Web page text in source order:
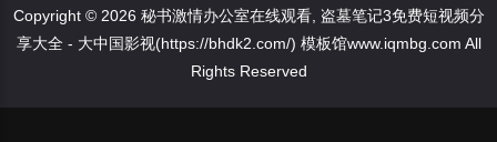
Copyright © 2026 秘书激情办公室在线观看, 盗墓笔记3免费短视频分
享大全 - 大中国影视(https://bhdk2.com/) 模板馆www.iqmbg.com All
Rights Reserved